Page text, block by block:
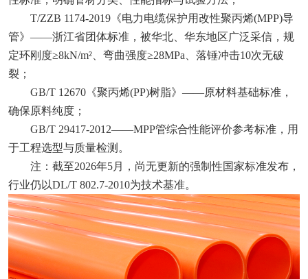
T/ZZB 1174-2019‌《电力电缆保护用改性聚丙烯(MPP)导
管》——浙江省团体标准，被华北、华东地区广泛采信，规
定环刚度≥8kN/m²、弯曲强度≥28MPa、落锤冲击10次无破
裂；
GB/T 12670‌《聚丙烯(PP)树脂》——原材料基础标准，
确保原料纯度；
GB/T 29417-2012‌——MPP管综合性能评价参考标准，用
于工程选型与质量检测。
注：截至2026年5月，尚无更新的强制性国家标准发布，
行业仍以DL/T 802.7-2010为技术基准。